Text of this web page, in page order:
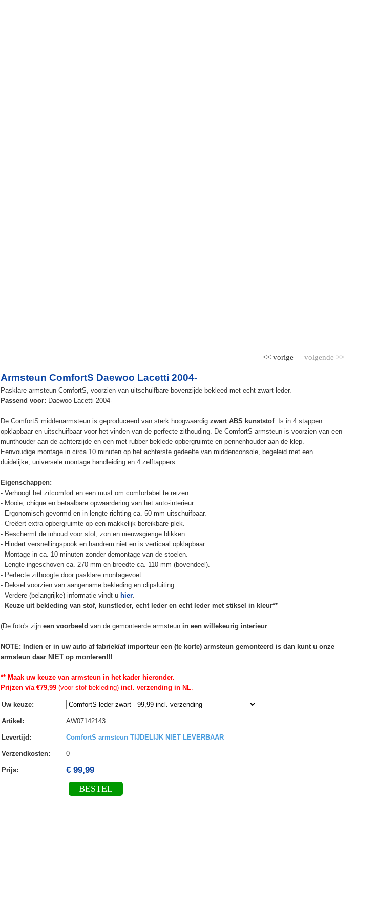
volgende >>
<< vorige
Armsteun ComfortS Daewoo Lacetti 2004-
Pasklare armsteun ComfortS, voorzien van uitschuifbare bovenzijde bekleed met echt zwart leder.
Passend voor: Daewoo Lacetti 2004-
De ComfortS middenarmsteun is geproduceerd van sterk hoogwaardig zwart ABS kunststof. Is in 4 stappen
opklapbaar en uitschuifbaar voor het vinden van de perfecte zithouding. De ComfortS armsteun is voorzien van een
munthouder aan de achterzijde en een met rubber beklede opbergruimte en pennenhouder aan de klep.
Eenvoudige montage in circa 10 minuten op het achterste gedeelte van middenconsole, begeleid met een
duidelijke, universele montage handleiding en 4 zelftappers.
Eigenschappen:
- Verhoogt het zitcomfort en een must om comfortabel te reizen.
- Mooie, chique en betaalbare opwaardering van het auto-interieur.
- Ergonomisch gevormd en in lengte richting ca. 50 mm uitschuifbaar.
- Creëert extra opbergruimte op een makkelijk bereikbare plek.
- Beschermt de inhoud voor stof, zon en nieuwsgierige blikken.
- Hindert versnellingspook en handrem niet en is verticaal opklapbaar.
- Montage in ca. 10 minuten zonder demontage van de stoelen.
- Lengte ingeschoven ca. 270 mm en breedte ca. 110 mm (bovendeel).
- Perfecte zithoogte door pasklare montagevoet.
- Deksel voorzien van aangename bekleding en clipsluiting.
- Verdere (belangrijke) informatie vindt u hier.
- Keuze uit bekleding van stof, kunstleder, echt leder en echt leder met stiksel in kleur**
(De foto's zijn een voorbeeld van de gemonteerde armsteun in een willekeurig interieur
NOTE: Indien er in uw auto af fabriek/af importeur een (te korte) armsteun gemonteerd is dan kunt u onze
armsteun daar NIET op monteren!!!
** Maak uw keuze van armsteun in het kader hieronder.
Prijzen v/a €79,99(voor stof bekleding)incl. verzending in NL.
Uw keuze:
Artikel : AW07142143
Levertijd : ComfortS armsteun TIJDELIJK NIET LEVERBAAR
Verzendkosten: 0
Prijs: € 99,99
BESTEL